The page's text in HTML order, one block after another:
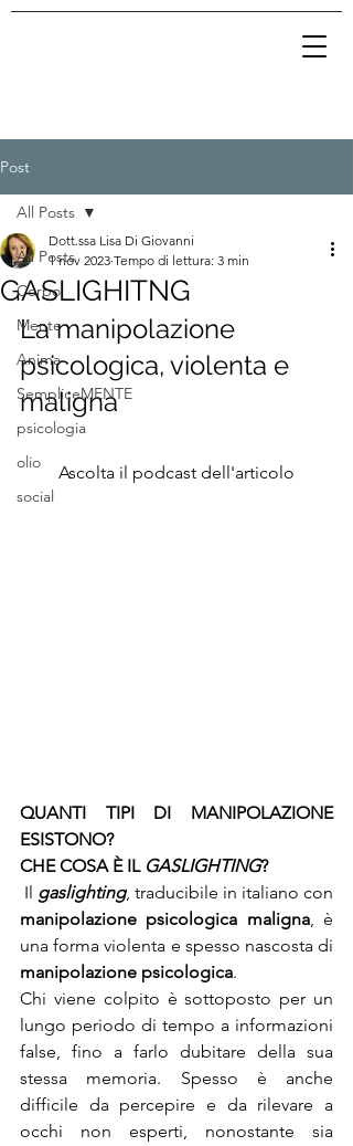
Post
All Posts
Corpo
Mente
Anima
SempliceMENTE
psicologia
olio
social
All Posts
GASLIGHITNG
Dott.ssa Lisa Di Giovanni
1 nov 2023 Tempo di lettura: 3 min
La manipolazione
psicologica, violenta e
maligna
Ascolta il podcast dell'articolo
QUANTI TIPI DI MANIPOLAZIONE
ESISTONO?
CHE COSA È IL GASLIGHTING?
Il gaslighting
manipolazione psicologica maligna, è
manipolazione psicologica.
Chi viene colpito è sottoposto per un
lungo periodo di tempo a informazioni
false, fino a farlo dubitare della sua
stessa memoria. Spesso è anche
difficile da percepire e da rilevare a
occhi non esperti, nonostante sia